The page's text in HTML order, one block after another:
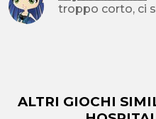
troppo corto, ci
ALTRI GIOCHI